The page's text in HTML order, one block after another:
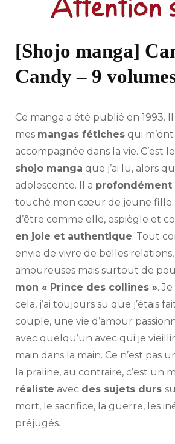
[Shojo manga]
Candy – 9
Ce manga a été publié en 1993.
mes mangas fétiches qui
accompagnée dans la vie. C’est
shojo manga que j’ai lu, alors
adolescente. Il a profondément
touché mon cœur de jeune fille.
d’être comme elle, espiègle et
en joie et authentique. Tout
envie de vivre de belles
amoureuses mais surtout de
mon « Prince des collines ».
cela, j’ai toujours su que j’étais
couple, une vie d’amour
avec quelqu’un avec qui je
main dans la main. Ce n’est pas
la praline, au contraire, c’est un
réaliste avec des sujets durs
mort, le sacrifice, la guerre, les
préjugés.